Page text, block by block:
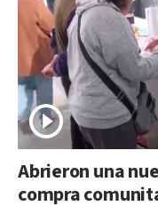
Abrieron una
compra